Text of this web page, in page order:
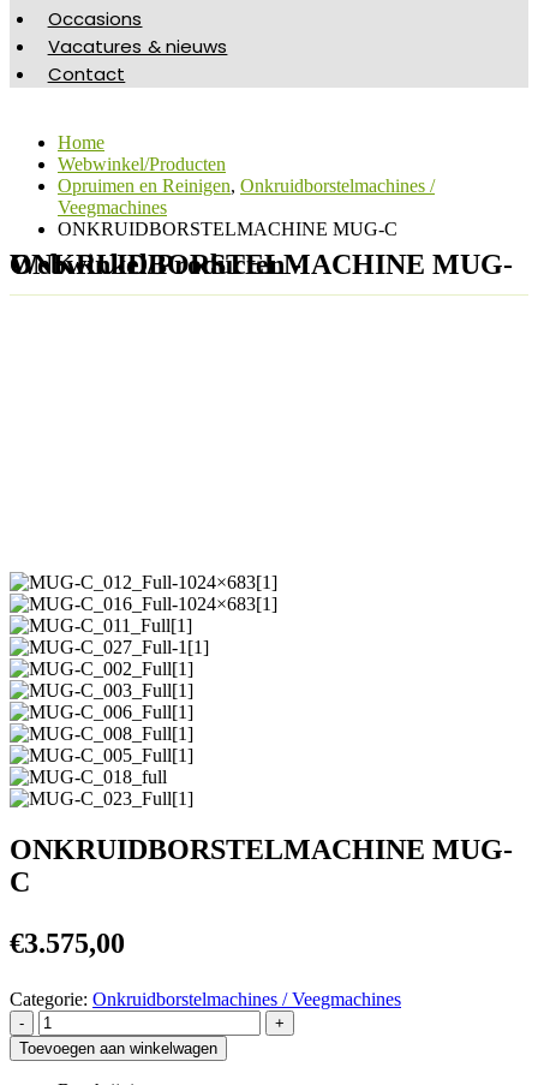
Occasions
Vacatures & nieuws
Contact
Home
Webwinkel/Producten
Opruimen en Reinigen, Onkruidborstelmachines /
Veegmachines
ONKRUIDBORSTELMACHINE MUG-C
Webwinkel/Producten - ONKRUIDBORSTELMACHINE MUG-C
ONKRUIDBORSTELMACHINE MUG-
C
€3.575,00
Categorie: Onkruidborstelmachines / Veegmachines
-
+
Toevoegen aan winkelwagen